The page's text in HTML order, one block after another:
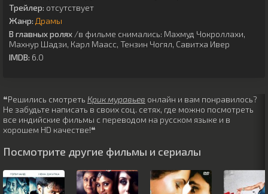
Трейлер: отсутствует
Жанр: Драмы
В главных ролях /в фильме снимались: Махмуд Чокроллахи,
Махнур Шадзи, Карл Маасс, Тензин Чогял, Савитха Ивер
IMDB: 6.0
❝Решились смотреть Крик муравьев онлайн и вам понравилось?
Не забудьте написать в своих соц. сетях, где можно посмотреть
все индийские фильмы с переводом на русском языке и в
хорошем HD качестве!❝
Посмотрите другие фильмы и сериалы